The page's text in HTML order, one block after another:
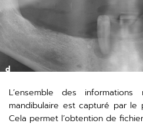
L’ensemble des
mandibulaire est capturé par le
Cela permet l’obtention de